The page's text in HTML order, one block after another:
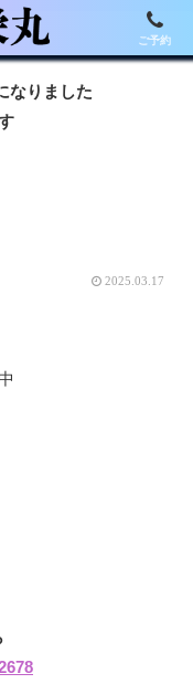
なりました
2025.03.17
ご予約